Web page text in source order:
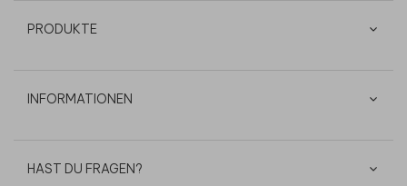
PRODUKTE
INFORMATIONEN
HAST DU FRAGEN?